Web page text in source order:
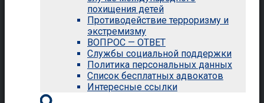
похищения детей
Противодействие терроризму и
экстремизму
ВОПРОС — ОТВЕТ
Службы социальной поддержки
Политика персональных данных
Список бесплатных адвокатов
Интересные ссылки